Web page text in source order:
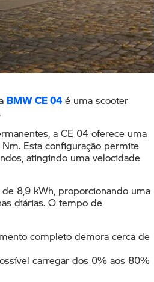
BMW CE 04é uma scooter
a CE 04 oferece uma
Esta configuração permite
atingindo uma velocidade
8,9 kWh, proporcionando uma
diárias. O tempo de
completo demora cerca de
carregar dos 0% aos 80%